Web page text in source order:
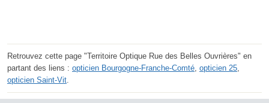
Retrouvez cette page "Territoire Optique Rue des Belles Ouvrières" en
partant des liens : opticien Bourgogne-Franche-Comté opticien 25
opticien Saint-Vit